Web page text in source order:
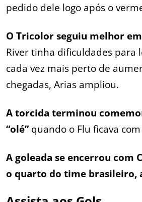
pedido dele logo após o
O Tricolor seguiu melhor
River tinha dificuldades para
cada vez mais perto de
chegadas, Arias ampliou.
A torcida terminou
“olé”quando o Flu ficava
A goleada se encerrou com
o quarto do time brasileiro,